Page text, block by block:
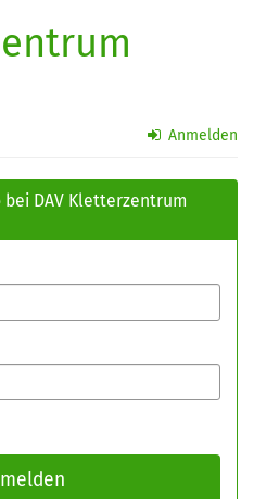
Anmelden
DAV Kletterzentrum